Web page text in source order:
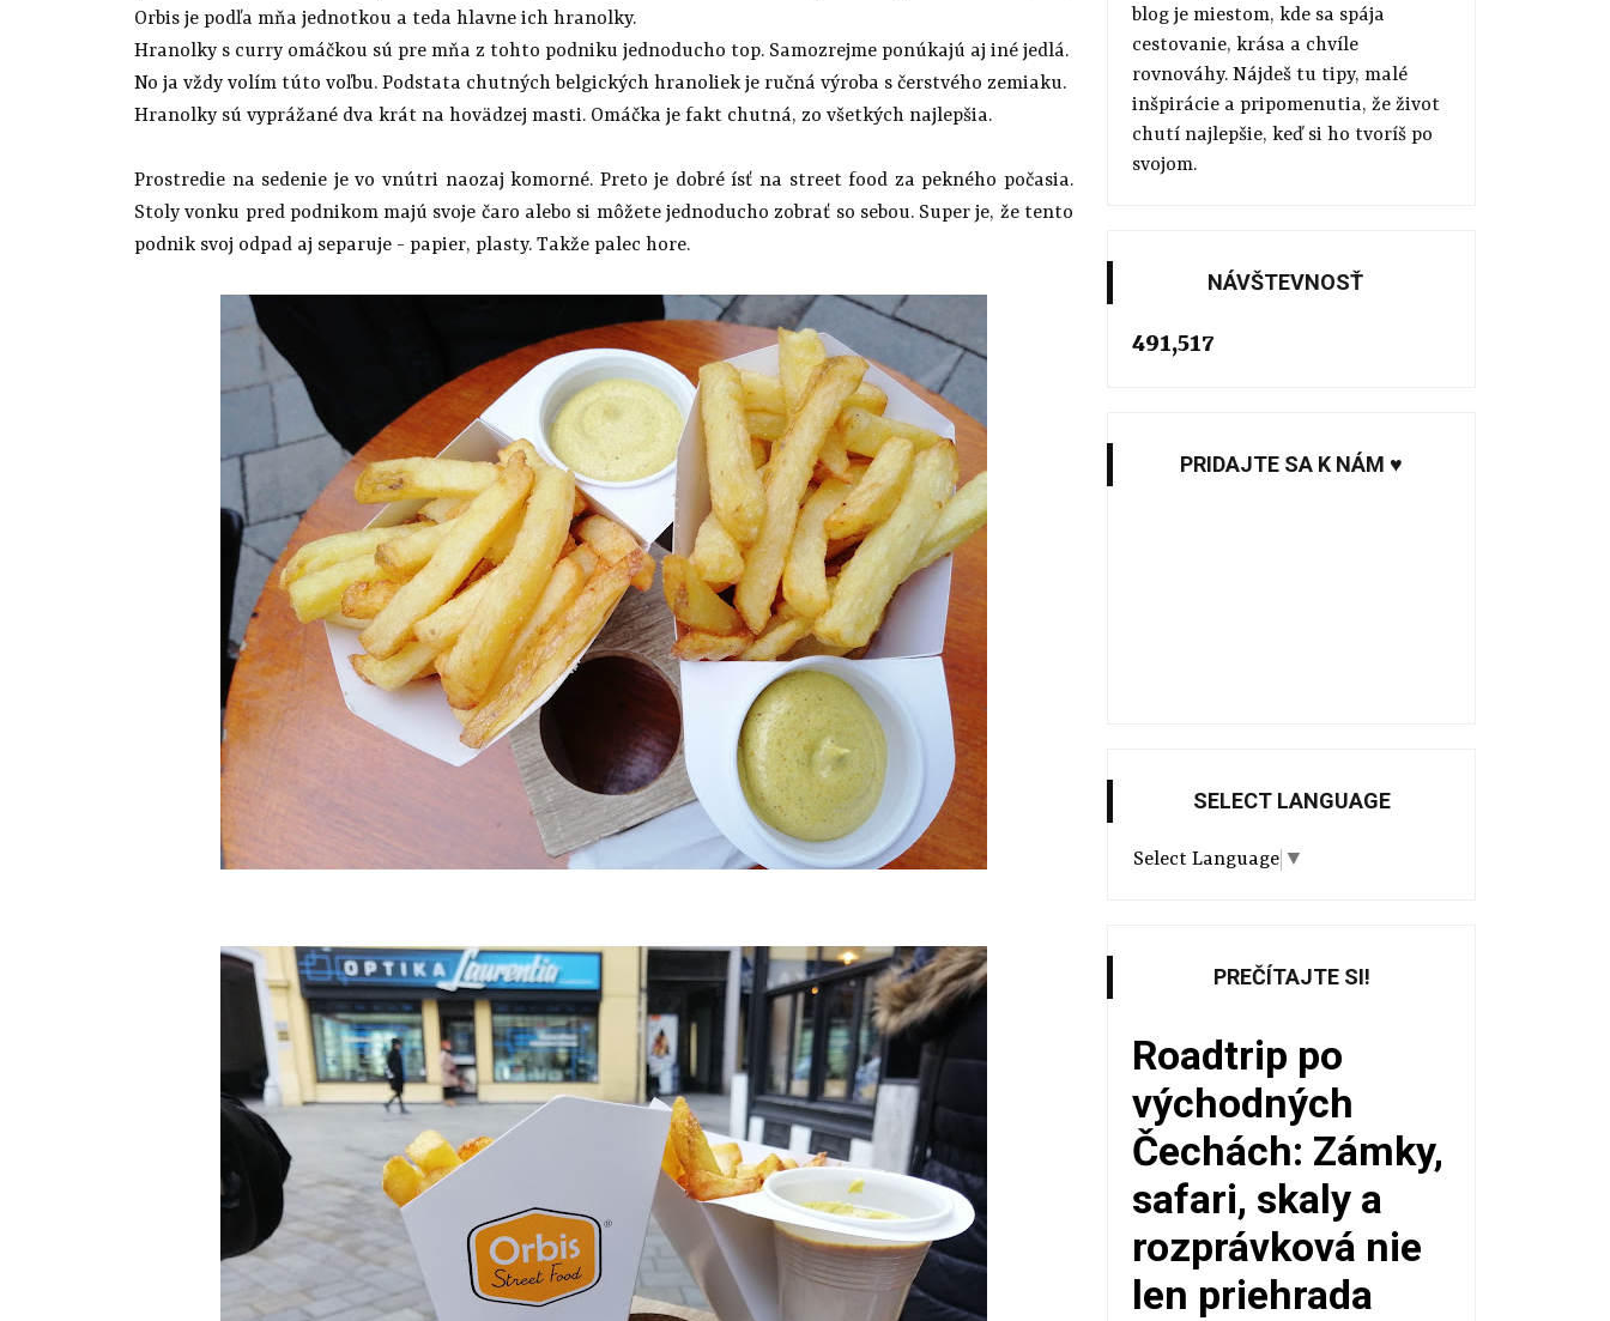
Orbis je podľa mňa jednotkou a teda hlavne ich hranolky.
Hranolky s curry omáčkou sú pre mňa z tohto podniku jednoducho top. Samozrejme ponúkajú aj iné jedlá.
No ja vždy volím túto voľbu. Podstata chutných belgických hranoliek je ručná výroba s čerstvého zemiaku.
Hranolky sú vyprážané dva krát na hovädzej masti. Omáčka je fakt chutná, zo všetkých najlepšia.
Prostredie na sedenie je vo vnútri naozaj komorné. Preto je dobré ísť na street food za pekného počasia.
Stoly vonku pred podnikom majú svoje čaro alebo si môžete jednoducho zobrať so sebou. Super je, že tento
podnik svoj odpad aj separuje - papier, plasty. Takže palec hore.
blog je miestom, kde sa spája
cestovanie, krása a chvíle
rovnováhy. Nájdeš tu tipy, malé
inšpirácie a pripomenutia, že život
chutí najlepšie, keď si ho tvoríš po
svojom.
NÁVŠTEVNOSŤ
491,517
PRIDAJTE SA K NÁM ♥
SELECT LANGUAGE
Select Language ▼
PREČÍTAJTE SI!
Roadtrip po
východných
Čechách: Zámky,
safari, skaly a
rozprávková nie
len priehrada